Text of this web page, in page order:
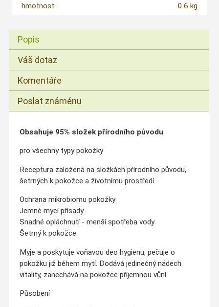
hmotnost:
0.6 kg
Popis
Váš dotaz
Komentáře
Poslat známénu
Obsahuje 95% složek přírodního původu
pro všechny typy pokožky
Receptura založená na složkách přírodního původu,
šetrných k pokožce a životnímu prostředí.
Ochrana mikrobiomu pokožky
Jemné mycí přísady
Snadné opláchnutí - menší spotřeba vody
Šetrný k pokožce
Myje a poskytuje voňavou deo hygienu, pečuje o
pokožku již během mytí. Dodává jedinečný nádech
vitality, zanechává na pokožce příjemnou vůní.
Působení